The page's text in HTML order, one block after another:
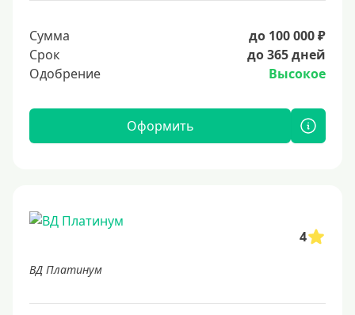
Сумма
до 100 000 ₽
Срок
до 365 дней
Одобрение
Высокое
Оформить
4
ВД Платинум